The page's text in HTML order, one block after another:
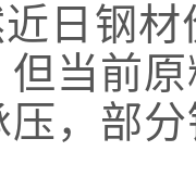
日钢
当前
，部